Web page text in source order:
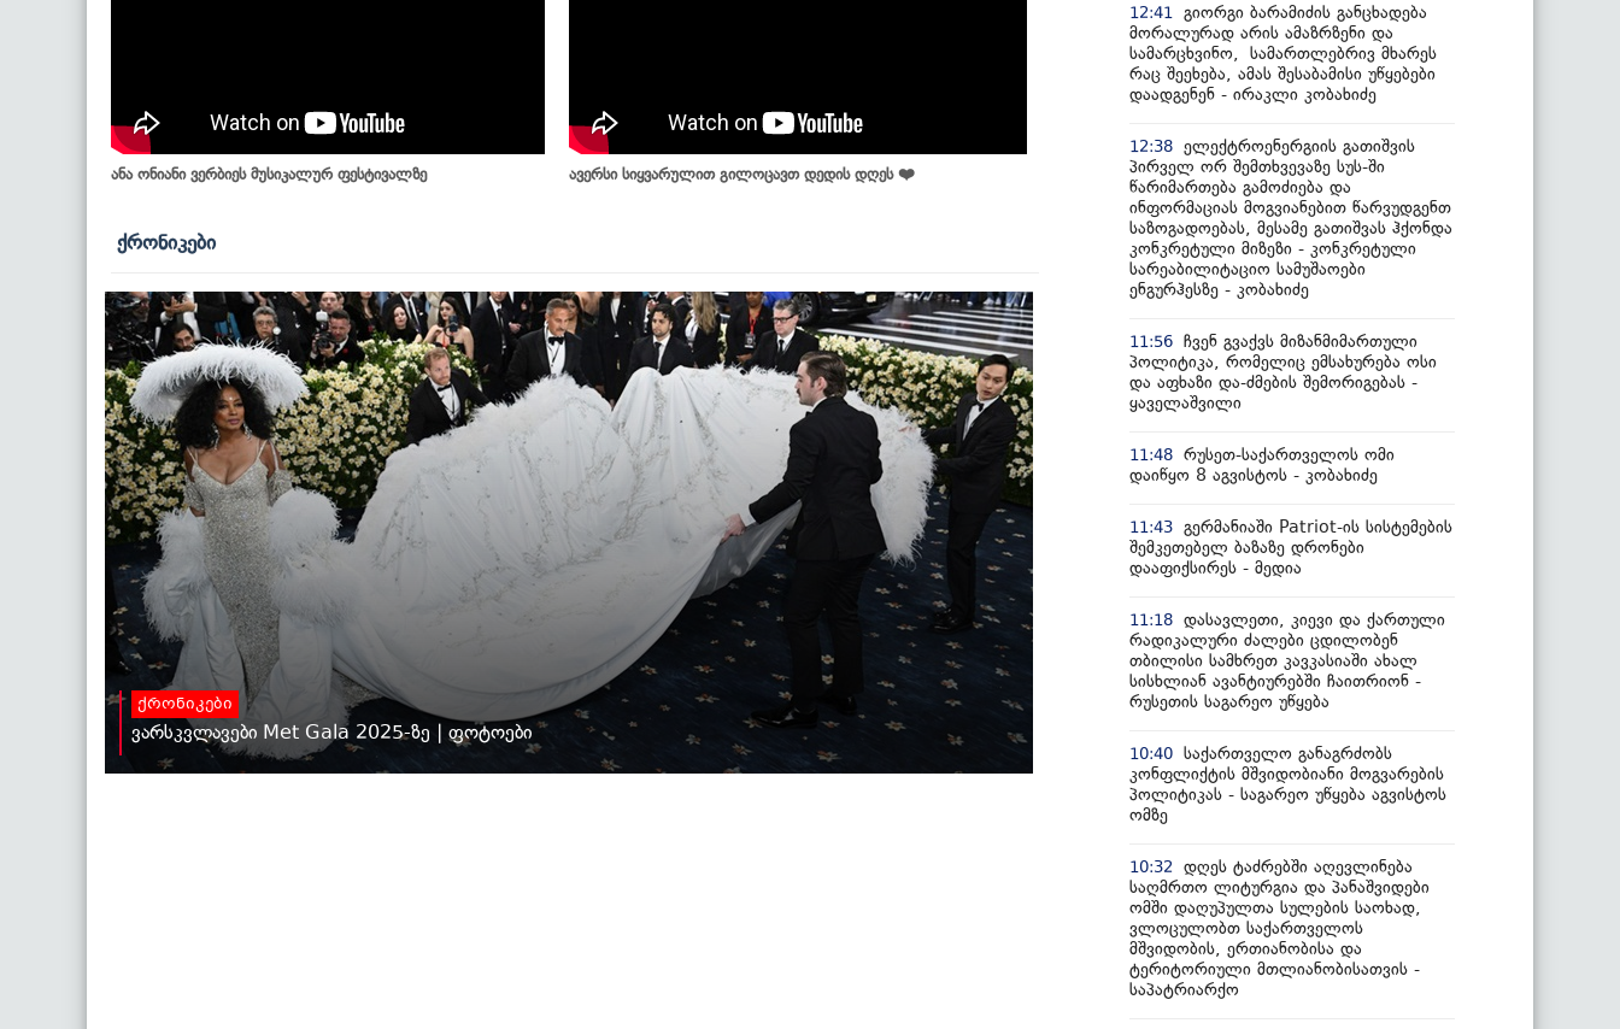
ანა ონიანი ვერბიეს მუსიკალურ ფესტივალზე ავერსი სიყვარულით გილოცავთ დედის დღეს ❤️
ქრონიკები
ქრონიკები
ვარსკვლავები Met Gala 2025-ზე | ფოტოები
12:41
გიორგი ბარამიძის განცხადება
მორალურად არის ამაზრზენი და
სამარცხვინო, სამართლებრივ მხარეს
რაც შეეხება, ამას შესაბამისი უწყებები
დაადგენენ - ირაკლი კობახიძე
12:38 ელექტროენერგიის გათიშვის
პირველ ორ შემთხვევაზე სუს-ში
წარიმართება გამოძიება და
ინფორმაციას მოგვიანებით წარვუდგენთ
საზოგადოებას, მესამე გათიშვას ჰქონდა
კონკრეტული მიზეზი - კონკრეტული
სარეაბილიტაციო სამუშაოები
ენგურჰესზე - კობახიძე
11:56 ჩვენ გვაქვს მიზანმიმართული
პოლიტიკა, რომელიც ემსახურება ოსი
და აფხაზი და-ძმების შემორიგებას -
ყაველაშვილი
11:48 რუსეთ-საქართველოს ომი
დაიწყო 8 აგვისტოს - კობახიძე
11:43 გერმანიაში Patriot-ის სისტემების
შემკეთებელ ბაზაზე დრონები
დააფიქსირეს - მედია
11:18 დასავლეთი, კიევი და ქართული
რადიკალური ძალები ცდილობენ
თბილისი სამხრეთ კავკასიაში ახალ
სისხლიან ავანტიურებში ჩაითრიონ -
რუსეთის საგარეო უწყება
10:40 საქართველო განაგრძობს
კონფლიქტის მშვიდობიანი მოგვარების
პოლიტიკას - საგარეო უწყება აგვისტოს
ომზე
10:32
დღეს ტაძრებში აღევლინება
საღმრთო ლიტურგია და პანაშვიდები
ომში დაღუპულთა სულების საოხად,
ვლოცულობთ საქართველოს
მშვიდობის, ერთიანობისა და
ტერიტორიული მთლიანობისათვის -
საპატრიარქო